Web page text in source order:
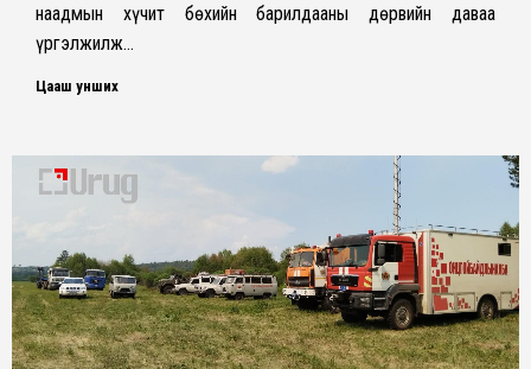
наадмын хүчит бөхийн барилдааны дөрвийн даваа
үргэлжилж…
Цааш унших